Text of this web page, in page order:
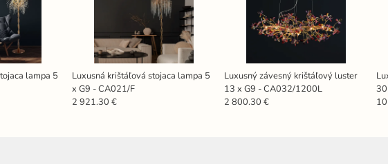
lampa 5
Luxusná krištáľová stojaca lampa 5
x G9 - CA021/F
2 921.30 €
Luxusný závesný krištáľový luster
13 x G9 - CA032/1200L
2 800.30 €